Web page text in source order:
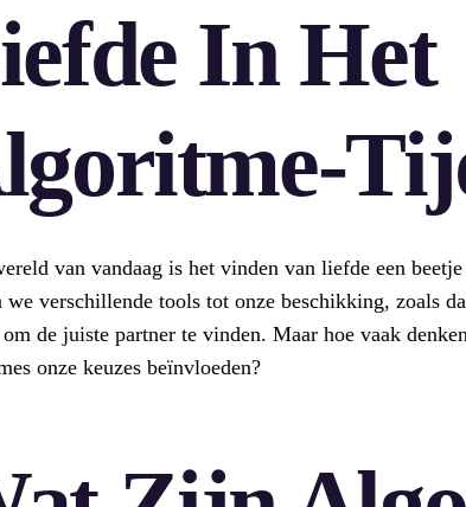
In Het
van vandaag is het vinden van liefde een
we verschillende tools tot onze beschikking, zoals
de juiste partner te vinden. Maar hoe vaak
onze keuzes beïnvloeden?